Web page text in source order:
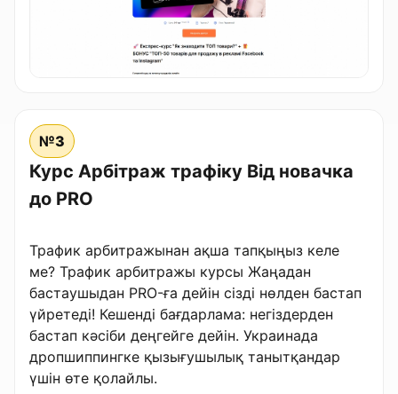
№3
Курс Арбітраж трафіку Від новачка
до PRO
Трафик арбитражынан ақша тапқыңыз келе
ме? Трафик арбитражы курсы Жаңадан
бастаушыдан PRO-ға дейін сізді нөлден бастап
үйретеді! Кешенді бағдарлама: негіздерден
бастап кәсіби деңгейге дейін. Украинада
дропшиппингке қызығушылық танытқандар
үшін өте қолайлы.